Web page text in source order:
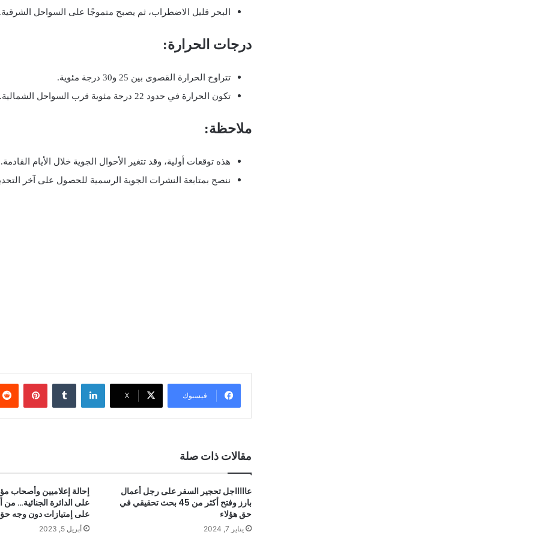
البحر قليل الاضطراب، ثم يصبح متموجًا على السواحل
درجات الحرارة:
تتراوح الحرارة القصوى بين 25 و30 درجة مئوية.
تكون الحرارة في حدود 22 درجة مئوية قرب السواحل الشمالية.
ملاحظة:
هذه توقعات أولية، وقد تتغير الأحوال الجوية خلال الأيام القادمة.
ننصح بمتابعة النشرات الجوية الرسمية للحصول على آخر
فيسبوك X
لينكدإن
مقالات ذات صلة
عاااااجل تحجير السفر على رجل أعمال
بارز وفتح أكثر من 45 بحث تحقيقي في
حق هؤلاء
يناير 7, 2024
إحالة إعلاميين وأصحاب
على الدائرة الجنائية…
على إمتيازات دون وجه
أبريل 5, 2023